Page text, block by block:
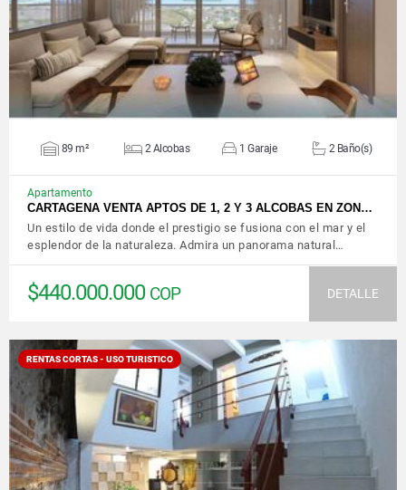
89 m² 2 Alcobas 1 Garaje 2 Baño(s)
Apartamento
CARTAGENA VENTA APTOS DE 1, 2 Y 3 ALCOBAS EN ZON…
Un estilo de vida donde el prestigio se fusiona con el mar y el
esplendor de la naturaleza. Admira un panorama natural…
$440.000.000 COP DETALLE
RENTAS CORTAS - USO TURISTICO
VER DETALLES